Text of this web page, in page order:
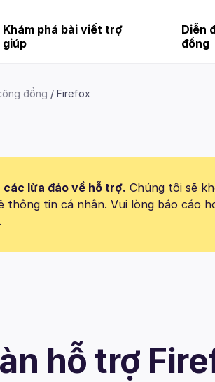
Khám phá bài viết trợ
giúp
Diễn
đồng
đồng Firefox
các lừa đảo về hỗ trợ. Chúng tôi sẽ
thông tin cá nhân. Vui lòng báo cáo
hỗ trợ